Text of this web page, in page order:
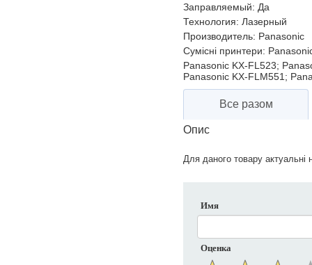
Заправляемый: Да
Технология: Лазерный
Производитель: Panasonic
Сумісні принтери:
Panasonic KX-FL523;
Panasonic KX-FLM551;
Все разом
Опис
Для даного товару актуальні
Имя
Оценка